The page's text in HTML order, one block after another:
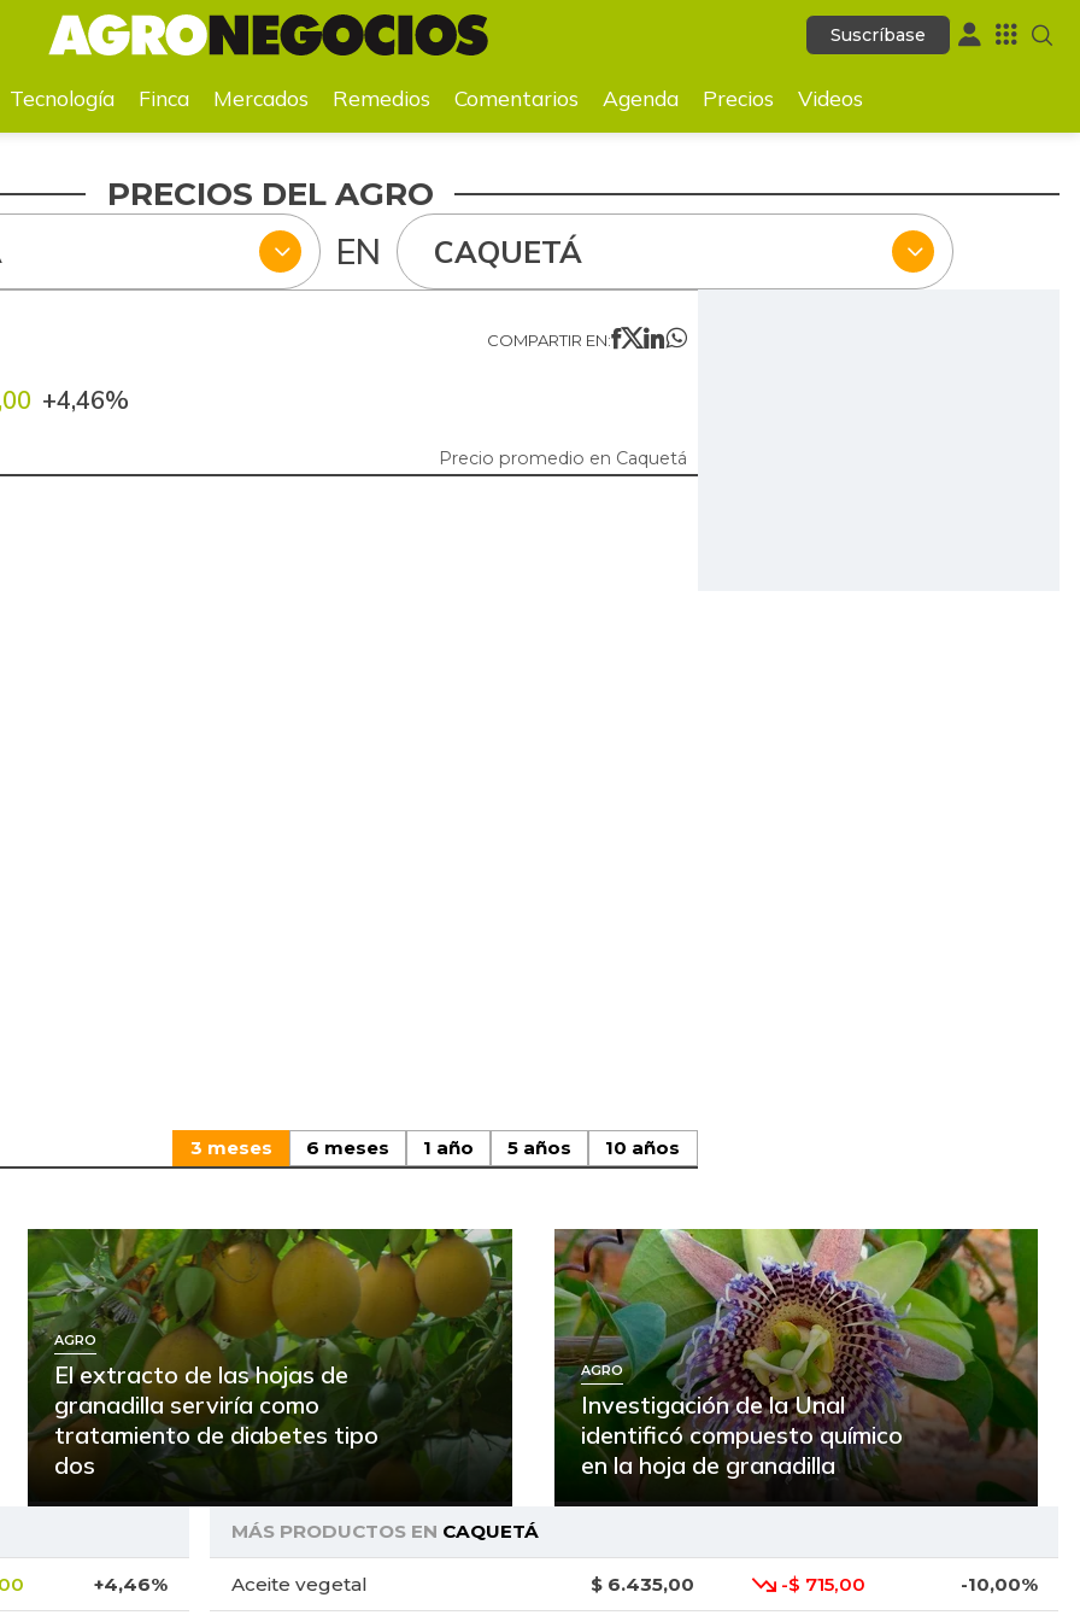
Suscríbase
Mercados Remedios Comentarios Agenda Precios Videos
Suscríbase
Tecnología Finca Mercados Remedios Comentarios Agenda Precios Videos
PRECIOS DEL AGRO
EN CAQUETÁ
+4,46%
COMPARTIR EN:
Precio promedio en Caquetá
3 meses 6 meses 1 año 5 años 10 años
AGRO
El extracto de las hojas de
granadilla serviría como
tratamiento de diabetes tipo
dos
AGRO
Investigación de la Unal
identificó compuesto químico
en la hoja de granadilla
+4,46%
MÁS PRODUCTOS EN CAQUETÁ
Aceite vegetal $ 6.435,00 -$ 715,00 -10,00%